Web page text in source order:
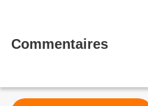
Commentaires